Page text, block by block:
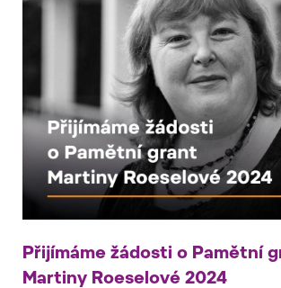
Přijímáme žádosti o Pamětní
Martiny Roeselové 2024